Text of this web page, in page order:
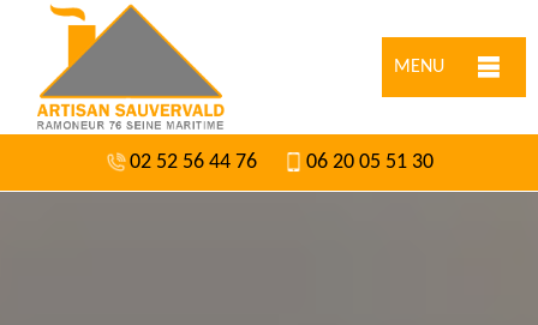
MENU
02 52 56 44 76 06 20 05 51 30